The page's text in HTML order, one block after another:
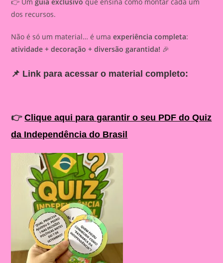
dos recursos.
Não é só um material… é umaexperiência completa:
atividade + decoração + diversão garantida! 🎉
📌 Link para acessar o material completo:
👉Clique aqui para garantir o seu PDF do Quiz
da Independência do Brasil